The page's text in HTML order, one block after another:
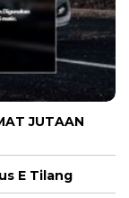
JUTAAN
E Tilang